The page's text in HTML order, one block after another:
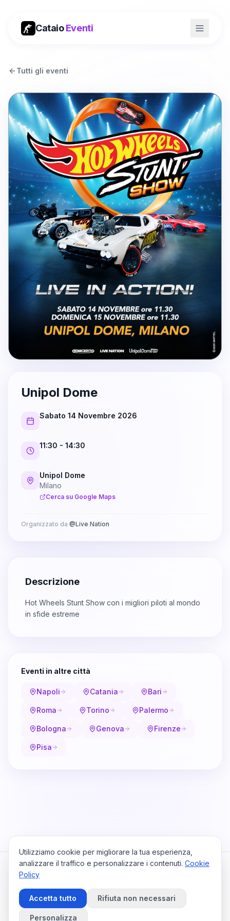
CataioEventi
Tutti gli eventi
Unipol Dome
Sabato 14 Novembre 2026
11:30 - 14:30
Unipol Dome
Milano
Cerca su Google Maps
Organizzato da @Live Nation
Descrizione
Hot Wheels Stunt Show con i migliori piloti al mondo
in sfide estreme
Eventi in altre città
Napoli Catania Bari
Roma Torino Palermo
Bologna Genova Firenze
Pisa
HomeViaggiPrivacy PolicyCookie PolicyContattaci
Preferenze Cookie
©2026
Utilizziamo cookie per migliorare la tua esperienza,
analizzare il traffico e personalizzare i contenuti. Cookie
Policy
Accetta tutto Rifiuta non necessari
Personalizza